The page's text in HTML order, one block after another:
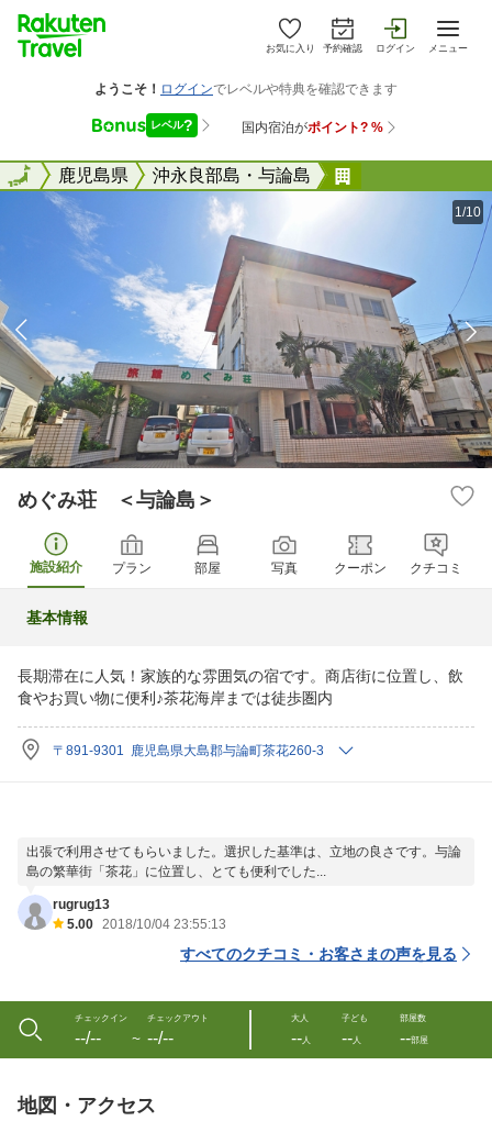
お気に入り 予約確認 ログイン メニュー
全国鹿児島県 沖永良部島・与論島
全国
1/10
めぐみ荘 ＜与論島＞
施設紹介 プラン 部屋 写真 クーポン クチコミ
基本情報
長期滞在に人気！家族的な雰囲気の宿です。商店街に位置し、飲
食やお買い物に便利♪茶花海岸までは徒歩圏内
〒891-9301 鹿児島県大島郡与論町茶花260-3
出張で利用させてもらいました。選択した基準は、立地の良さです。与論
島の繁華街「茶花」に位置し、とても便利でした...
rugrug13
5.00 2018/10/04 23:55:13
すべてのクチコミ・お客さまの声を見る
チェックイン
--/-- 〜
チェックアウト
--/--
大人
--人
子ども
--人
部屋数
--部屋
地図・アクセス